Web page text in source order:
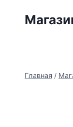
Главная /